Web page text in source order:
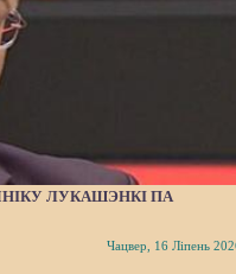
ЛУКАШЭНКІ ПА
Чацвер, 16 Ліпень